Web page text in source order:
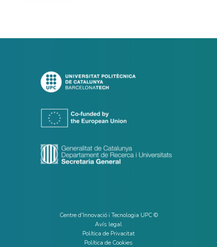
Centre d'Innovació i Tecnologia UPC ©
Avís legal
Política de Privacitat
Política de Cookies